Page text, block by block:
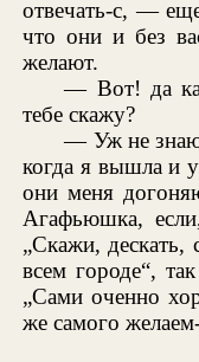
отвечать-с, —
что они и без
желают.
— Вот! да
тебе скажу?
— Уж не
когда я вышла и
они меня
Агафьюшка,
„Скажи, дескать,
всем городе“,
„Сами оченно
же самого